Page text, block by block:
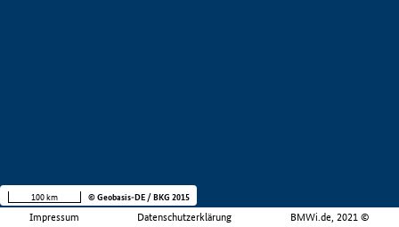
Impressum Datenschutzerklärung BMWi.de, 2021 ©
100 km © Geobasis-DE / BKG 2015